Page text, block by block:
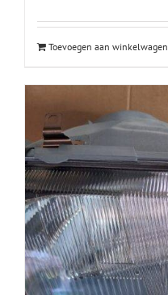
Toevoegen aan winkelwagen